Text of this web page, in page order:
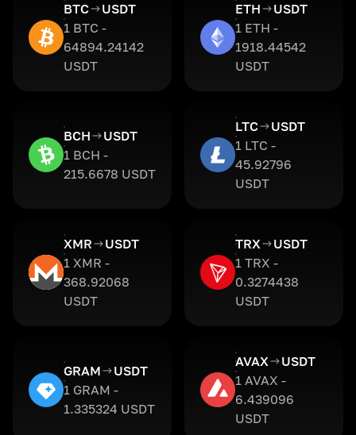
BTC
USDT
1 BTC -
64894.24142
USDT
ETH
USDT
1 ETH -
1918.44542
USDT
BCH
USDT
1 BCH -
215.6678 USDT
LTC
USDT
1 LTC -
45.92796
USDT
XMR
USDT
1 XMR -
368.92068
USDT
TRX
USDT
1 TRX -
0.3274438
USDT
GRAM
USDT
1 GRAM -
1.335324 USDT
AVAX
USDT
1 AVAX -
6.439096
USDT